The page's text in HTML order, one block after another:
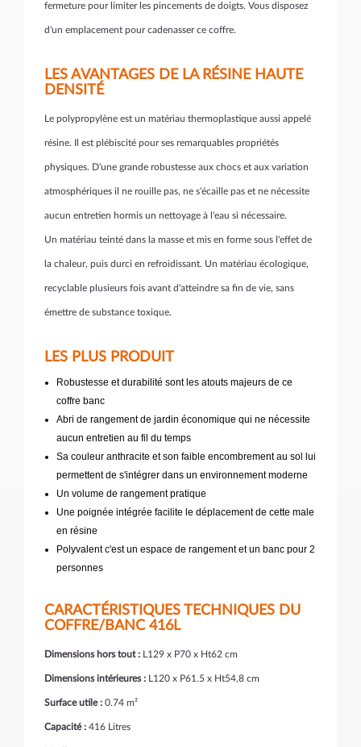
fermeture pour limiter les pincements de doigts. Vous disposez
d'un emplacement pour cadenasser ce coffre.
LES AVANTAGES DE LA RÉSINE HAUTE
DENSITÉ
Le polypropylène est un matériau thermoplastique aussi appelé
résine. Il est plébiscité pour ses remarquables propriétés
physiques. D'une grande robustesse aux chocs et aux variation
atmosphériques il ne rouille pas, ne s'écaille pas et ne nécessite
aucun entretien hormis un nettoyage à l'eau si nécessaire.
Un matériau teinté dans la masse et mis en forme sous l'effet de
la chaleur, puis durci en refroidissant. Un matériau écologique,
recyclable plusieurs fois avant d'atteindre sa fin de vie, sans
émettre de substance toxique.
LES PLUS PRODUIT
Robustesse et durabilité sont les atouts majeurs de ce
coffre banc
Abri de rangement de jardin économique qui ne nécessite
aucun entretien au fil du temps
Sa couleur anthracite et son faible encombrement au sol lui
permettent de s'intégrer dans un environnement moderne
Un volume de rangement pratique
Une poignée intégrée facilite le déplacement de cette male
en résine
Polyvalent c'est un espace de rangement et un banc pour 2
personnes
CARACTÉRISTIQUES TECHNIQUES DU
COFFRE/BANC 416L
Dimensions hors tout : L129 x P70 x Ht62 cm
Dimensions intérieures : L120 x P61.5 x Ht54,8 cm
Surface utile : 0.74 m²
Capacité : 416 Litres